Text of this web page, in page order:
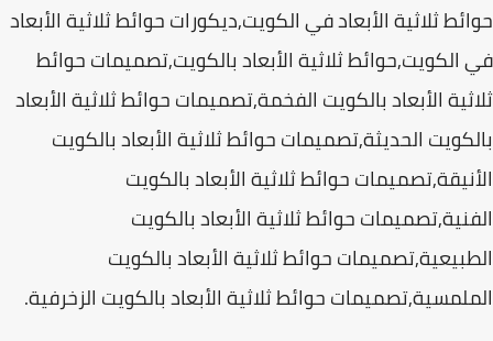
ثلاثية الأبعاد في الكويت,ديكورات حوائط ثلاثية الأبعاد
ثلاثية الأبعاد بالكويت,تصميمات حوائط
الأبعاد بالكويت الفخمة,تصميمات حوائط ثلاثية الأبعاد
الحديثة,تصميمات حوائط ثلاثية الأبعاد بالكويت
حوائط ثلاثية الأبعاد بالكويت
حوائط ثلاثية الأبعاد بالكويت
حوائط ثلاثية الأبعاد بالكويت
حوائط ثلاثية الأبعاد بالكويت الزخرفية.